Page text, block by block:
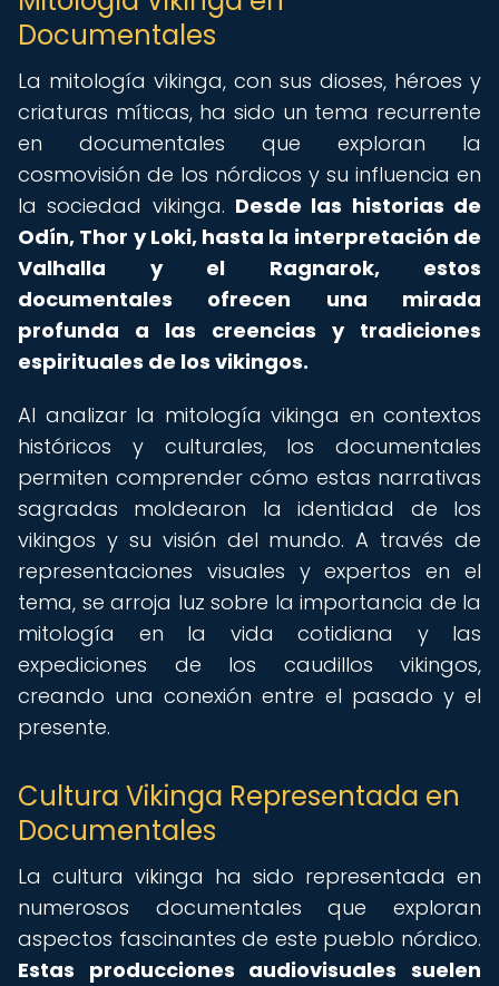
Documentales
La mitología vikinga, con sus dioses, héroes y
criaturas míticas, ha sido un tema recurrente
en documentales que exploran la
cosmovisión de los nórdicos y su influencia en
la sociedad vikinga. Desde las historias de
Odín, Thor y Loki, hasta la interpretación de
Valhalla y el Ragnarok, estos
documentales ofrecen una mirada
profunda a las creencias y tradiciones
espirituales de los vikingos.
Al analizar la mitología vikinga en contextos
históricos y culturales, los documentales
permiten comprender cómo estas narrativas
sagradas moldearon la identidad de los
vikingos y su visión del mundo. A través de
representaciones visuales y expertos en el
tema, se arroja luz sobre la importancia de la
mitología en la vida cotidiana y las
expediciones de los caudillos vikingos,
creando una conexión entre el pasado y el
presente.
Cultura Vikinga Representada en
Documentales
La cultura vikinga ha sido representada en
numerosos documentales que exploran
aspectos fascinantes de este pueblo nórdico.
Estas producciones audiovisuales suelen